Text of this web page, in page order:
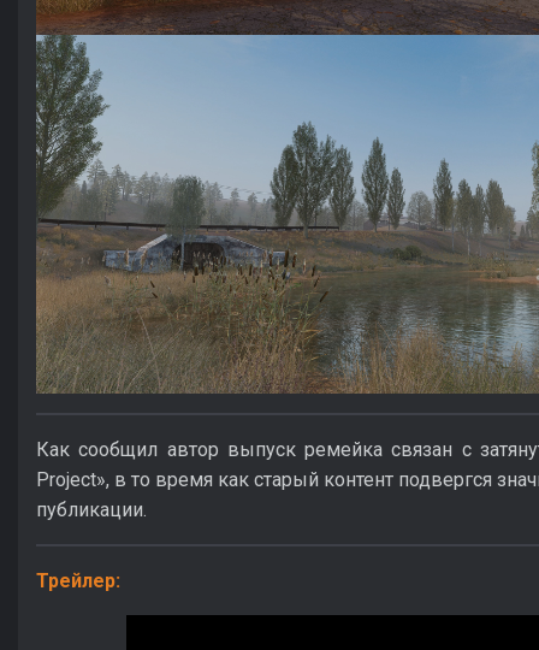
Как сообщил автор выпуск ремейка связан с
Project», в то время как старый контент подвергся
публикации.
Трейлер: